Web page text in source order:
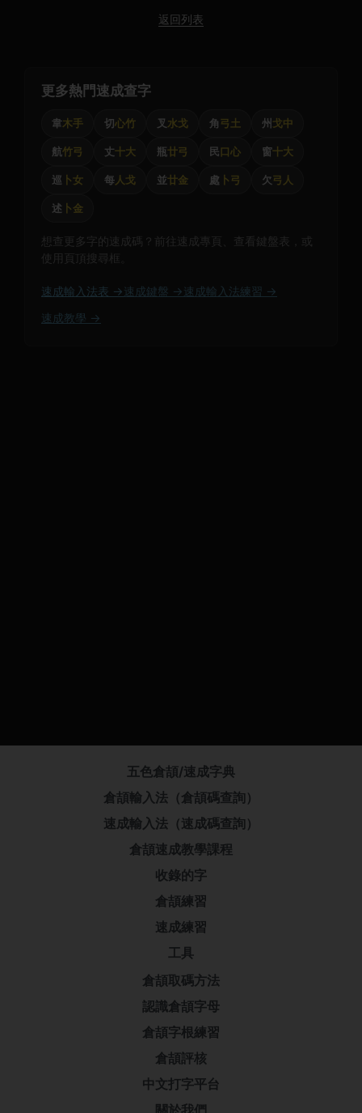
返回列表
更多熱門速成查字
韋木手 切心竹 叉 水戈 角弓土 州 戈中
航竹弓 丈十大 瓶廿弓 民口心 窗十大
巡 卜女 每人戈 並廿金 處 卜弓 欠弓人
述 卜金
想查更多字的速成碼？前往速成專頁、查看鍵盤表，或
使用頁頂搜尋框。
速成輸入法表 → 速成鍵盤 → 速成輸入法練習 →
速成教學 →
五色倉頡/速成字典
倉頡輸入法（倉頡碼查詢）
速成輸入法（速成碼查詢）
倉頡速成教學課程
收錄的字
倉頡練習
速成練習
工具
倉頡取碼方法
認識倉頡字母
倉頡字根練習
倉頡評核
中文打字平台
關於我們